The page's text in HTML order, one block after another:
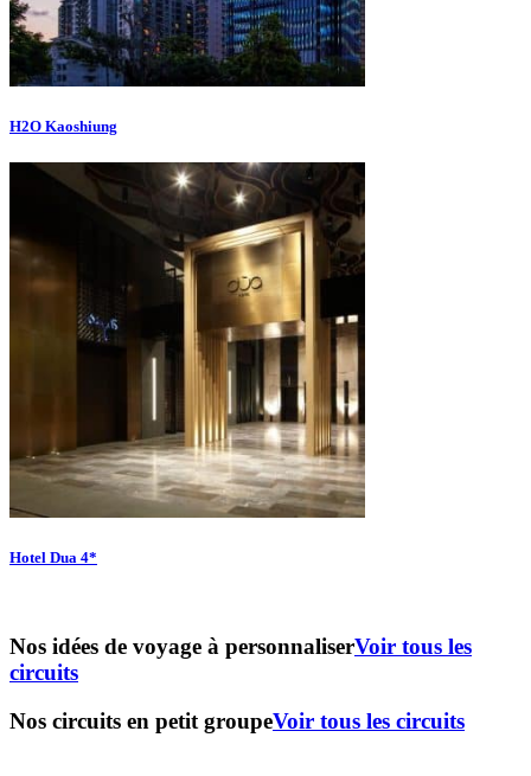
H2O Kaoshiung
Hotel Dua 4*
Nos idées de voyage à personnaliserVoir tous les
circuits
Nos circuits en petit groupeVoir tous les circuits